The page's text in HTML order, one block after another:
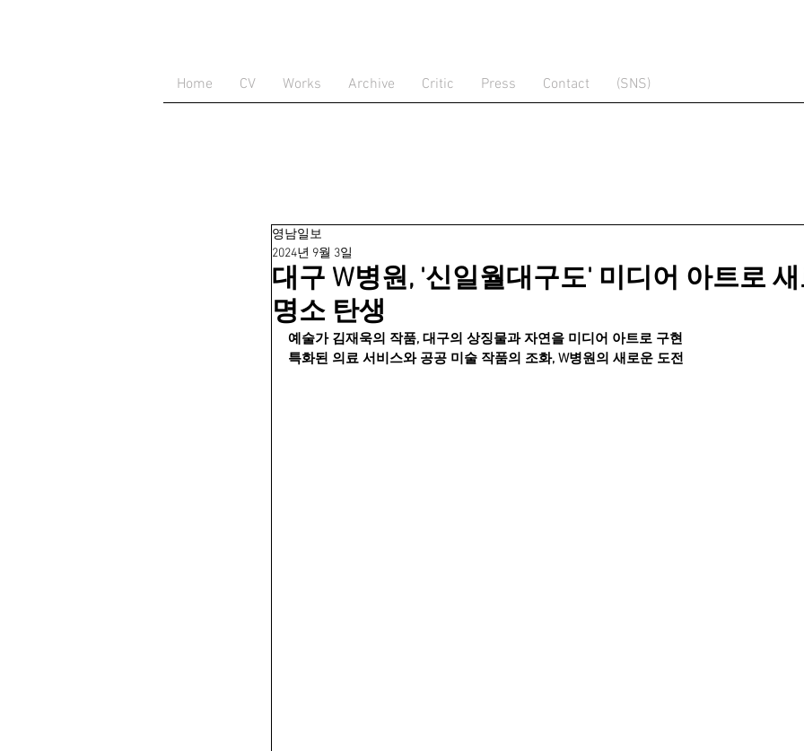
Home CV Works Archive Critic Press Contact (SNS)
대구 W병원, '신일월대구도' 미디어 아트로
명소 탄생
영남일보
2024년 9월 3일
예술가 김재욱의 작품, 대구의 상징물과 자연을 미디어 아트로 구현
특화된 의료 서비스와 공공 미술 작품의 조화, W병원의 새로운 도전